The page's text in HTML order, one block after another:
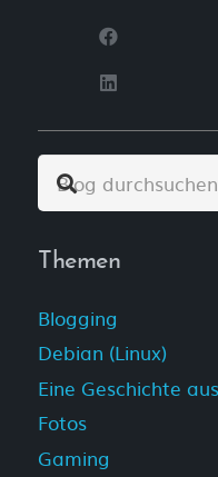
Themen
Blogging
Debian (Linux)
Eine Geschichte
Fotos
Gaming